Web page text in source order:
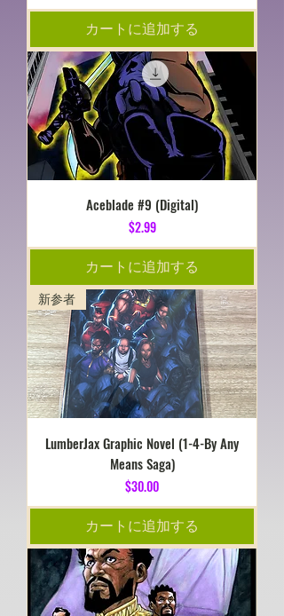
カートに追加する
Aceblade #9 (Digital)
価格
$2.99
カートに追加する
新参者
LumberJax Graphic Novel (1-4-By Any
Means Saga)
価格
$30.00
カートに追加する